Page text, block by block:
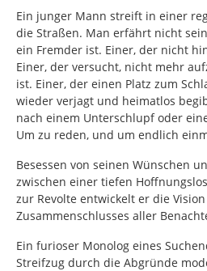
Ein junger Mann streift in einer
die Straßen. Man erfährt nicht
ein Fremder ist. Einer, der nicht
Einer, der versucht, nicht mehr
ist. Einer, der einen Platz zum
wieder verjagt und heimatlos
nach einem Unterschlupf oder
Um zu reden, und um endlich
Besessen von seinen Wünschen
zwischen einer tiefen
zur Revolte entwickelt er die
Zusammenschlusses aller
Ein furioser Monolog eines
Streifzug durch die Abgründe